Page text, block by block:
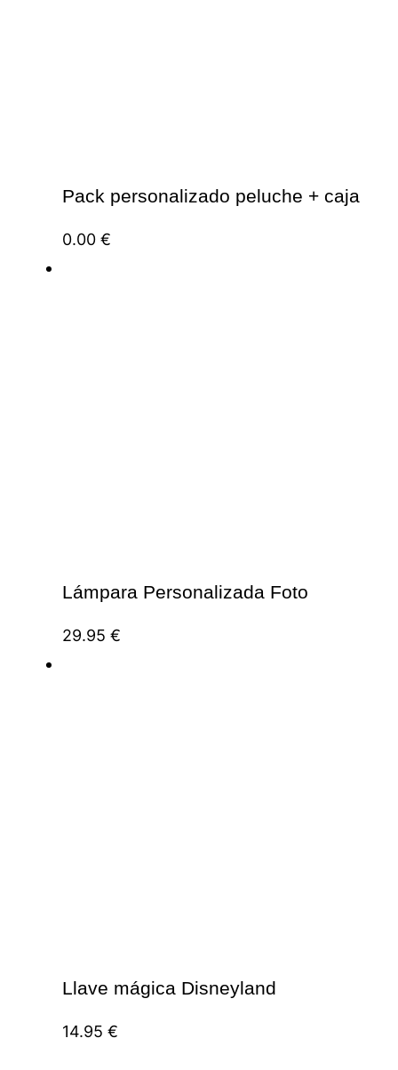
Pack personalizado peluche + caja
0.00 €
Lámpara Personalizada Foto
29.95 €
Llave mágica Disneyland
14.95 €